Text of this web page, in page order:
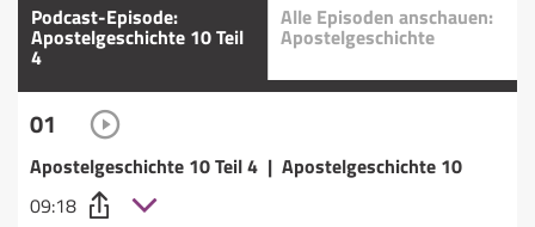
Podcast-Episode:
Apostelgeschichte 10 Teil
4
Alle Episoden anschauen:
Apostelgeschichte
01
Apostelgeschichte 10 Teil 4 | Apostelgeschichte 10
09:18